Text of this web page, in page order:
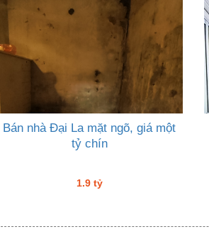
Bán nhà Đại La mặt ngõ, giá một
tỷ chín
1.9 tỷ